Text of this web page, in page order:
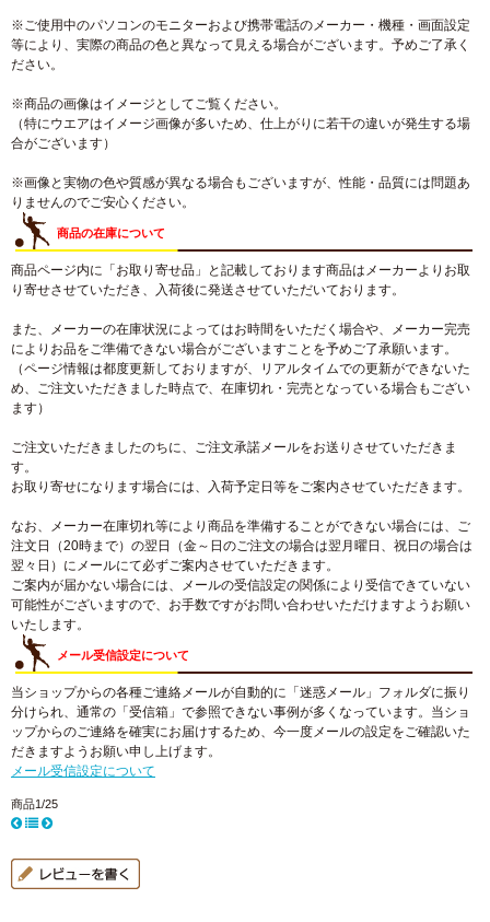
※ご使用中のパソコンのモニターおよび携帯電話のメーカー・機種・画面設定
等により、実際の商品の色と異なって見える場合がございます。予めご了承く
ださい。
※商品の画像はイメージとしてご覧ください。
（特にウエアはイメージ画像が多いため、仕上がりに若干の違いが発生する場
合がございます）
※画像と実物の色や質感が異なる場合もございますが、性能・品質には問題あ
りませんのでご安心ください。
商品の在庫について
商品ページ内に「お取り寄せ品」と記載しております商品はメーカーよりお取
り寄せさせていただき、入荷後に発送させていただいております。
また、メーカーの在庫状況によってはお時間をいただく場合や、メーカー完売
によりお品をご準備できない場合がございますことを予めご了承願います。
（ページ情報は都度更新しておりますが、リアルタイムでの更新ができないた
め、ご注文いただきました時点で、在庫切れ・完売となっている場合もござい
ます）
ご注文いただきましたのちに、ご注文承諾メールをお送りさせていただきま
す。
お取り寄せになります場合には、入荷予定日等をご案内させていただきます。
なお、メーカー在庫切れ等により商品を準備することができない場合には、ご
注文日（20時まで）の翌日（金～日のご注文の場合は翌月曜日、祝日の場合は
翌々日）にメールにて必ずご案内させていただきます。
ご案内が届かない場合には、メールの受信設定の関係により受信できていない
可能性がございますので、お手数ですがお問い合わせいただけますようお願い
いたします。
メール受信設定について
当ショップからの各種ご連絡メールが自動的に「迷惑メール」フォルダに振り
分けられ、通常の「受信箱」で参照できない事例が多くなっています。当ショ
ップからのご連絡を確実にお届けするため、今一度メールの設定をご確認いた
だきますようお願い申し上げます。
メール受信設定について
商品1/25